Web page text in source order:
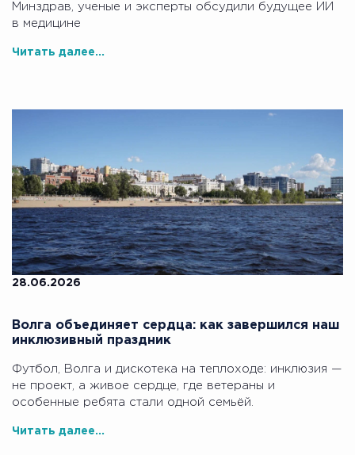
Минздрав, ученые и эксперты обсудили будущее ИИ
в медицине
Читать далее...
28.06.2026
Волга объединяет сердца: как завершился наш
инклюзивный праздник
Футбол, Волга и дискотека на теплоходе: инклюзия —
не проект, а живое сердце, где ветераны и
особенные ребята стали одной семьёй.
Читать далее...